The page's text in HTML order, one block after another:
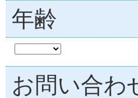
年齢
お問い合わ